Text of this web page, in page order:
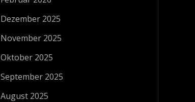
Dezember 2025
November 2025
Oktober 2025
September 2025
August 2025